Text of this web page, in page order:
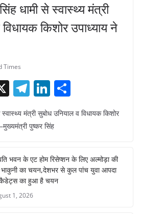
धामी से स्वास्थ्य मंत्री
किशोर उपाध्याय ने
Times
X T
el
e
gr
a
m
Li
n
k
dI
n
ar
मंत्री सुबोध उनियाल व विधायक किशोर
पुष्कर सिंह
भवन के एट होम रिसेप्शन के लिए अल्मोड़ा की
भाकुनी का चयन,देशभर से कुल पांच युवा आपदा
कैडेट्स का हुआ है चयन
1, 2026